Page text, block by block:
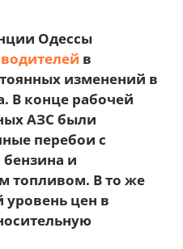
Одессы
в
изменений в
В конце рабочей
АЗС были
перебои с
и
топливом. В то же
цен в